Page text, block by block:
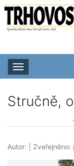
Rozbalit
Stručně,
Autor: |